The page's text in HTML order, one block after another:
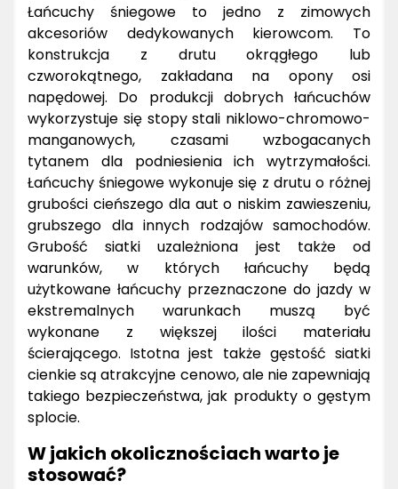
Łańcuchy śniegowe to jedno z zimowych
akcesoriów dedykowanych kierowcom. To
konstrukcja z drutu okrągłego lub
czworokątnego, zakładana na opony osi
napędowej. Do produkcji dobrych łańcuchów
wykorzystuje się stopy stali niklowo-chromowo-
manganowych, czasami wzbogacanych
tytanem dla podniesienia ich wytrzymałości.
Łańcuchy śniegowe wykonuje się z drutu o różnej
grubości cieńszego dla aut o niskim zawieszeniu,
grubszego dla innych rodzajów samochodów.
Grubość siatki uzależniona jest także od
warunków, w których łańcuchy będą
użytkowane łańcuchy przeznaczone do jazdy w
ekstremalnych warunkach muszą być
wykonane z większej ilości materiału
ścierającego. Istotna jest także gęstość siatki
cienkie są atrakcyjne cenowo, ale nie zapewniają
takiego bezpieczeństwa, jak produkty o gęstym
splocie.
W jakich okolicznościach warto je
stosować?